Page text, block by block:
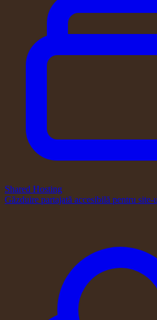
Shared Hosting
Găzduire partajată accesibilă pentru